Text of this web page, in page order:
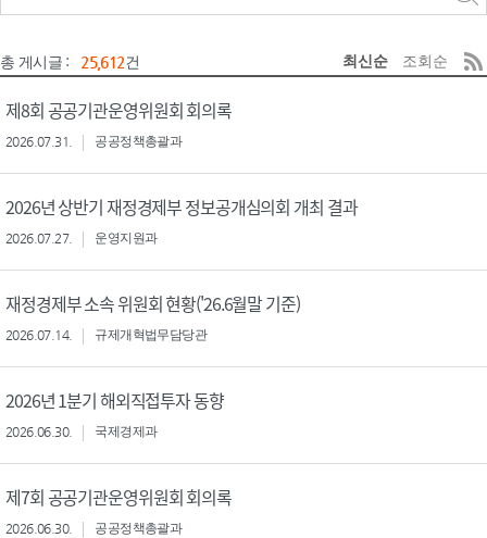
총 게시글 : 25,612건 최신순 조회순
제8회 공공기관운영위원회 회의록
2026.07.31. 공공정책총괄과
2026년 상반기 재정경제부 정보공개심의회 개최 결과
2026.07.27. 운영지원과
재정경제부 소속 위원회 현황('26.6월말 기준)
2026.07.14. 규제개혁법무담당관
2026년 1분기 해외직접투자 동향
2026.06.30. 국제경제과
제7회 공공기관운영위원회 회의록
2026.06.30. 공공정책총괄과